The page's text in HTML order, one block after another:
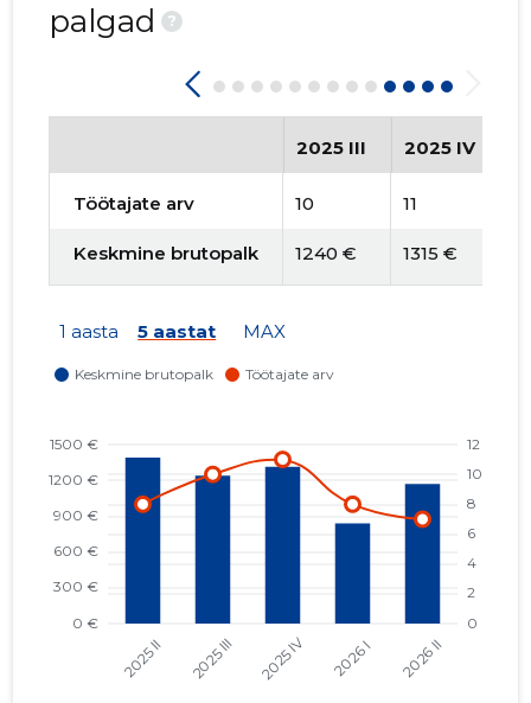
palgad
?
2025 III 2025 IV
Töötajate arv 10 11
Keskmine brutopalk 1240 € 1315 €
1 aasta 5 aastat MAX